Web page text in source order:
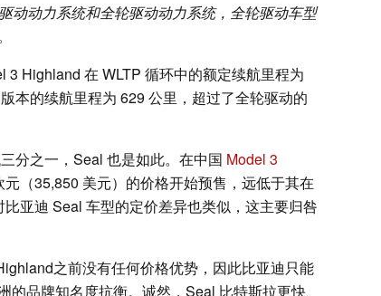
动动力系统和全轮驱动动力系统，全轮驱动车型
Highland 在 WLTP 循环中的额定续航里程为
本的续航里程为 629 公里，超过了全轮驱动的
分之一，Seal 也是如此。在中国 Model 3
（35,850 美元）的价格开始预售，远低于其在
亚迪 Seal 车型的定价差异也类似，这主要归咎
之前没有任何价格优势，因此比亚迪只能
品牌知名度抗衡。诚然，Seal 比特斯拉更快、